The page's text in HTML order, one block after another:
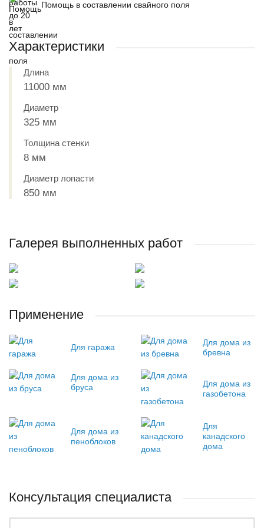
Помощь в составлении свайного поля
Характеристики
Длина
11000 мм
Диаметр
325 мм
Толщина стенки
8 мм
Диаметр лопасти
850 мм
Галерея выполненных работ
Применение
Для гаража
Для дома из
бревна
Для дома из
бруса
Для дома из
газобетона
Для дома из
пеноблоков
Для
канадского
дома
Консультация специалиста